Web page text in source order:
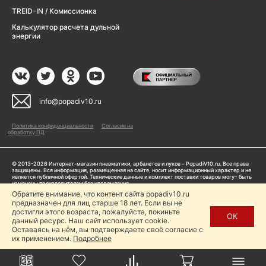
TREID-IN / Комиссионка
Калькулятор расчета дульной
энергии
info@popadiv10.ru
Политика конфиденциальности
Согласие на
обработку ПД
© 2013-2026 Интернет-магазин пневматики, арбалетов и луков – PopadiV10.ru. Все права
защищены. Вся информация, размещенная на сайте, носит информационный характер и не
является публичной офертой. Технические данные и комплект поставки товаров могут быть
изменены производителем без уведомления
Пользуясь сайтом Popadiv10.ru, пользователь автоматически соглашается с условиями,
прописанными в
Политике конфиденциальности
Копирование любой информации (тексты, фото, видео и др.) с сайта Popadiv10 запрещено,
за исключением наличия письменного согласия администрации сайта Popadiv10.
Обратите внимание, что контент сайта popadiv10.ru
предназначен для лиц старше 18 лет. Если вы не
достигли этого возраста, пожалуйста, покиньте
данный ресурс. Наш сайт использует cookie.
Оставаясь на нём, вы подтверждаете своё согласие с
их применением. Подробнее
ОК